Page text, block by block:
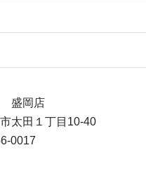
盛岡店
太田１丁目10-40
0017